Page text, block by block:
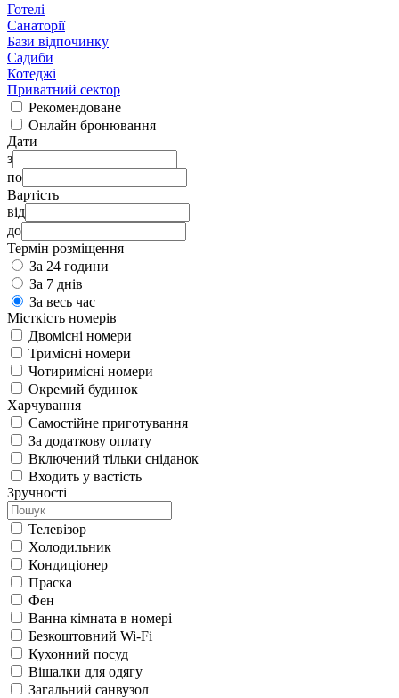
Готелі
Санаторії
Бази відпочинку
Садиби
Котеджі
Приватний сектор
Рекомендоване
Онлайн бронювання
Дати
з
по
Вартість
від
до
Термін розміщення
За 24 години
За 7 днів
За весь час
Місткість номерів
Двомісні номери
Тримісні номери
Чотиримісні номери
Окремий будинок
Харчування
Самостійне приготування
За додаткову оплату
Включений тільки сніданок
Входить у вастість
Зручності
Телевізор
Холодильник
Кондиціонер
Праска
Фен
Ванна кімната в номері
Безкоштовний Wi-Fi
Кухонний посуд
Вішалки для одягу
Загальний санвузол